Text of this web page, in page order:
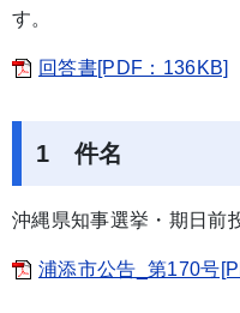
す。
回答書[PDF：136KB]
1 件名
沖縄県知事選挙・期日前
浦添市公告_第170号